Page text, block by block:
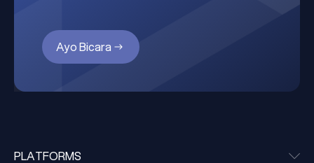
Ayo Bicara
PLATFORMS